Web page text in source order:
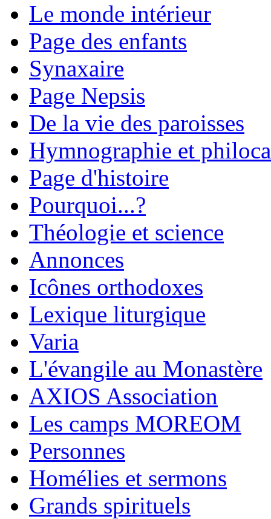
Le monde intérieur
Page des enfants
Synaxaire
Page Nepsis
De la vie des paroisses
Hymnographie et
Page d'histoire
Pourquoi...?
Théologie et science
Annonces
Icônes orthodoxes
Lexique liturgique
Varia
L'évangile au Monastère
AXIOS Association
Les camps MOREOM
Personnes
Homélies et sermons
Grands spirituels